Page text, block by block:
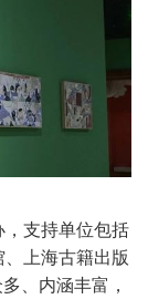
支持单位包括
上海古籍出版
、内涵丰富，